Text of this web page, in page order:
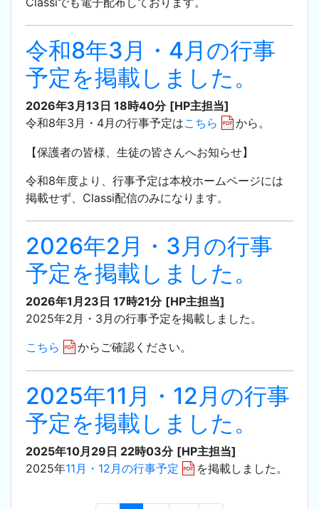
令和8年3月・4月の行事
予定を掲載しました。
2026年3月13日 18時40分 [HP主担当]
令和8年3月・4月の行事予定はこちら から。
【保護者の皆様、生徒の皆さんへお知らせ】
令和8年度より、行事予定は本校ホームページには
掲載せず、Classi配信のみになります。
2026年2月・3月の行事
予定を掲載しました。
2026年1月23日 17時21分 [HP主担当]
2025年2月・3月の行事予定を掲載しました。
こちら
からご確認ください。
2025年11月・12月の行事
予定を掲載しました。
2025年10月29日 22時03分 [HP主担当]
2025年11月・12月の行事予定 を掲載しました。